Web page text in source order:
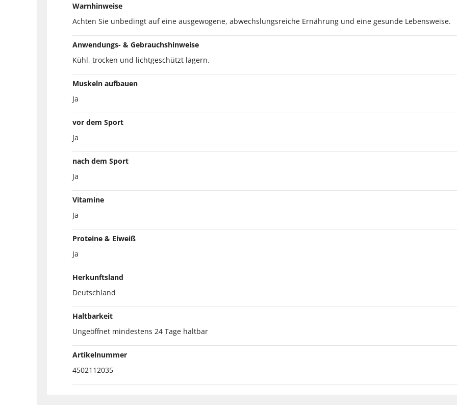
Warnhinweise
Achten Sie unbedingt auf eine ausgewogene, abwechslungsreiche Ernährung und eine gesunde Lebensweise.
Anwendungs- & Gebrauchshinweise
Kühl, trocken und lichtgeschützt lagern.
Muskeln aufbauen
Ja
vor dem Sport
Ja
nach dem Sport
Ja
Vitamine
Ja
Proteine & Eiweiß
Ja
Herkunftsland
Deutschland
Haltbarkeit
Ungeöffnet mindestens 24 Tage haltbar
Artikelnummer
4502112035